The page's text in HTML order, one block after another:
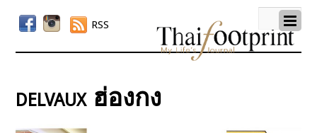
RSS
delvaux ฮ่องกง